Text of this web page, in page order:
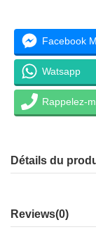
Facebook
Watsapp
Rappelez-
Détails du
Reviews(0)